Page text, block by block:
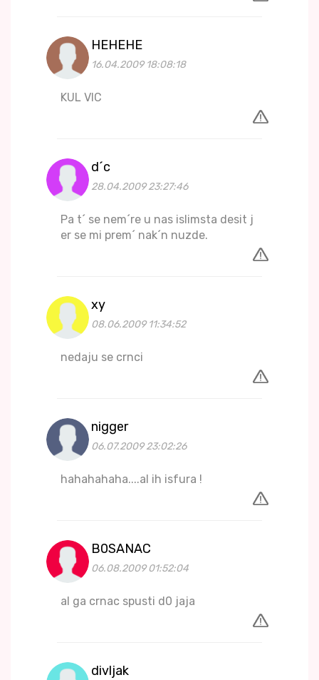
HEHEHE
16.04.2009 18:08:18
KUL VIC
d´c
28.04.2009 23:27:46
Pa t´ se nem´re u nas islimsta desit j
er se mi prem´ nak´n nuzde.
xy
08.06.2009 11:34:52
nedaju se crnci
nigger
06.07.2009 23:02:26
hahahahaha....al ih isfura !
B0SANAC
06.08.2009 01:52:04
al ga crnac spusti d0 jaja
divljak